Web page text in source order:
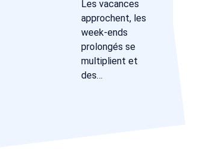
Les vacances
approchent, les
week-ends
prolongés se
multiplient et
des…